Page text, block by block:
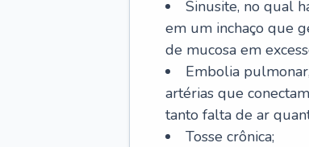
Sinusite, no qual
em um inchaço que
de mucosa em
Embolia
artérias que
tanto falta de ar
Tosse crônica;